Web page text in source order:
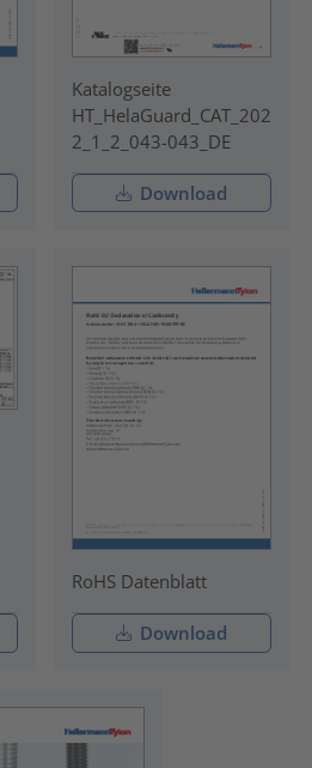
Katalogseite
HT_HelaGuard_CAT_202
2_1_2_043-043_DE
Download
RoHS Datenblatt
Download